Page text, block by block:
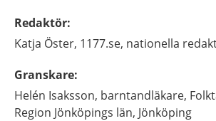
Redaktör:
Katja Öster, 1177.se, nationella
Granskare:
Helén Isaksson, barntandläkare,
Region Jönköpings län, Jönköping